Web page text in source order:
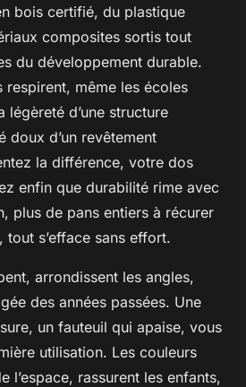
bois certifié, du plastique
composites sortis tout
du développement durable.
respirent, même les écoles
légèreté d’une structure
doux d’un revêtement
la différence, votre dos
enfin que durabilité rime avec
, plus de pans entiers à récurer
tout s’efface sans effort.
arrondissent les angles,
des années passées. Une
un fauteuil qui apaise, vous
utilisation. Les couleurs
l’espace, rassurent les enfants,